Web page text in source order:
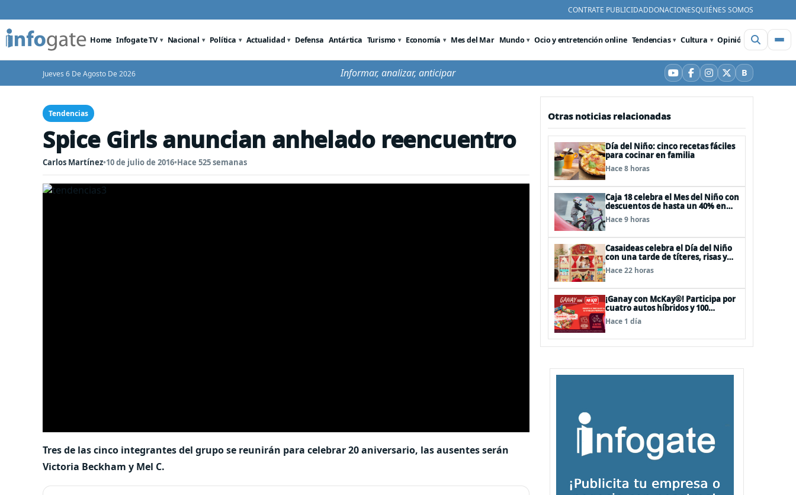
CONTRATE PUBLICIDADDONACIONESQUIÉNES SOMOS
Home Infogate TV Nacional Política Actualidad Defensa Antártica Turismo Economía Mes del Mar Mundo Ocio y entretención online Tendencias Cultura Opinión Videos
Jueves 6 De Agosto De 2026 Informar, analizar, anticipar YouTube
Facebook
Instagram
X BBluesky
Tendencias
Spice Girls anuncian anhelado reencuentro
Carlos Martínez•10 de julio de 2016•Hace 525 semanas
Tres de las cinco integrantes del grupo se reunirán para celebrar 20 aniversario, las ausentes serán
Victoria Beckham y Mel C.
Otras noticias relacionadas
Día del Niño: cinco recetas fáciles
para cocinar en familia
Hace 8 horas
Caja 18 celebra el Mes del Niño con
descuentos de hasta un 40% en
panoramas, cine, shows y
streaming
Hace 9 horas
Casaideas celebra el Día del Niño
con una tarde de títeres, risas y
sorpresas en el Mall Plaza Vespucio
Hace 22 horas
¡Ganay con McKay®! Participa por
cuatro autos híbridos y 100
premios de $500.000
Hace 1 día